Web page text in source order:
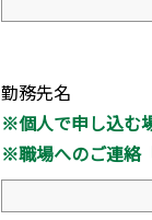
勤務先名
※個人で申し込む
※職場へのご連絡